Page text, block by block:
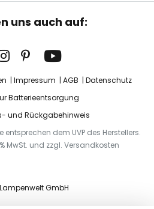
uns auch auf:
Impressum AGB
Datenschutz
Batterieentsorgung
und Rückgabehinweis
entsprechen dem UVP des Herstellers.
MwSt. und zzgl. Versandkosten
GmbH